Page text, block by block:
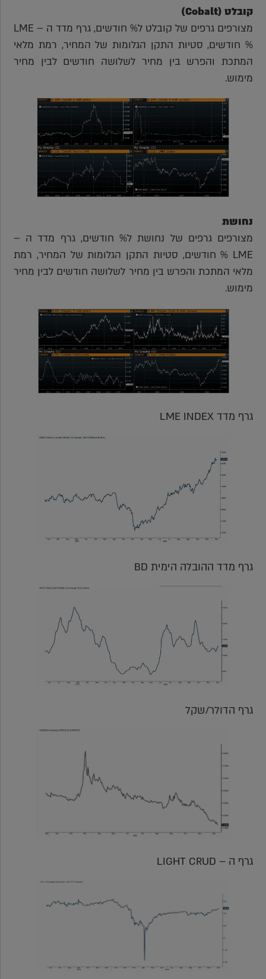
קובלט (Cobalt)
מצורפים גרפים של קובלט ל% חודשים, גרף מדד ה – LME
% חודשים, סטיות התקן הגלומות של המחיר, רמת מלאי
המתכת והפרש בין מחיר לשלושה חודשים לבין מחיר
מימוש.
נחושת
מצורפים גרפים של נחושת ל% חודשים, גרף מדד ה –
LME % חודשים, סטיות התקן הגלומות של המחיר, רמת
מלאי המתכת והפרש בין מחיר לשלושה חודשים לבין מחיר
מימוש.
גרף מדד LME INDEX
גרף מדד ההובלה הימית BD
גרף הדולר/שקל
גרף ה – LIGHT CRUD